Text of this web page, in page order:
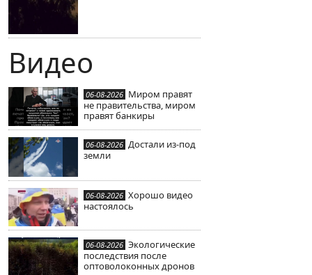
Видео
06-08-2026 Миром правят
не правительства, миром
правят банкиры
06-08-2026 Достали из-под
земли
06-08-2026 Хорошо видео
настоялось
06-08-2026 Экологические
последствия после
оптоволоконных дронов